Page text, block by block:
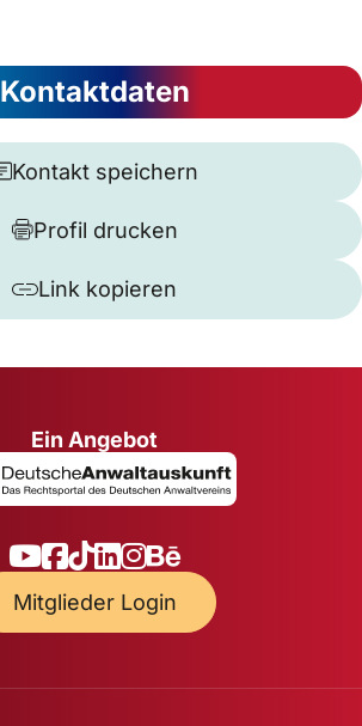
Kontaktdaten
Kontakt speichern
Profil drucken
Link kopieren
Ein Angebot
Mitglieder Login